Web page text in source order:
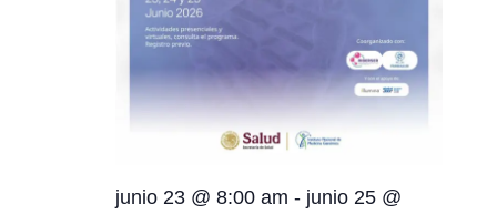
junio 23 @ 8:00 am - junio 25 @